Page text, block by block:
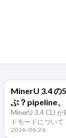
MinerU 3.4 の
ぶ？pipeline
vlm-engine、
vlm-http-client
MinerU 3.4 CLI
ドモードについて
2026-06-26